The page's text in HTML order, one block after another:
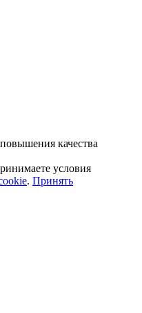
качества
условия
. Принять